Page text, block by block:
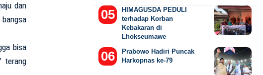
dan
bisa
terang
HIMAGUSDA PEDULI
terhadap Korban
Kebakaran di
Lhokseumawe
Prabowo Hadiri Puncak
Harkopnas ke-79